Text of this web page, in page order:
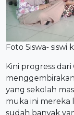
Foto Siswa- siswi
Kini progress
yang sekolah
muka ini mereka
sudah banyak